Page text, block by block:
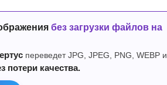
без загрузки файлов на
переведет JPG, JPEG, PNG, WEBP и
потери качества.